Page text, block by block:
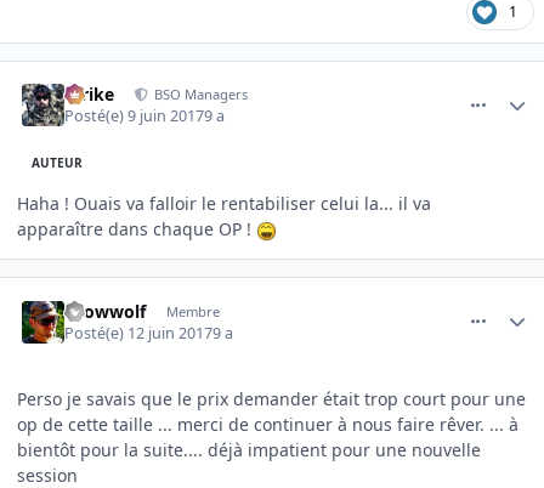
1
Strike BSO Managers
Posté(e)9 juin 20179 a
AUTEUR
Haha ! Ouais va falloir le rentabiliser celui la... il va
apparaître dans chaque OP !
snowwolf Membre
Posté(e) 12 juin 20179 a
Perso je savais que le prix demander était trop court pour une
op de cette taille ... merci de continuer à nous faire rêver. ... à
bientôt pour la suite.... déjà impatient pour une nouvelle
session